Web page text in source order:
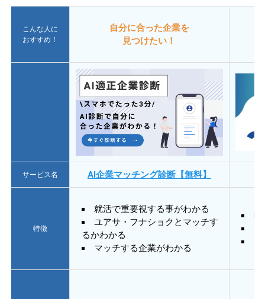
こんな人に
おすすめ！
自分に合った企業を
見つけたい！
サービス名 AI企業マッチング診断【無料】
特徴
就活で重要視する事がわかる
ユアサ・フナショクとマッチす
るかわかる
マッチする企業がわかる
質